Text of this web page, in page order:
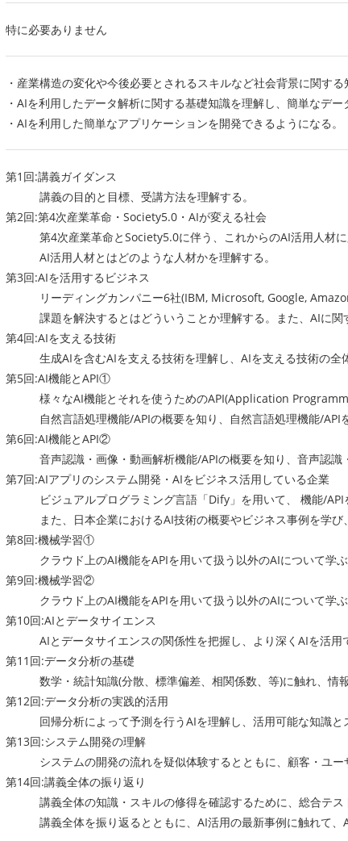
特に必要ありません
・産業構造の変化や今後必要とされるスキルなど社会背景に関す
・AIを利用したデータ解析に関する基礎知識を理解し、簡単なデー
・AIを利用した簡単なアプリケーションを開発できるようになる。
第1回:講義ガイダンス
講義の目的と目標、受講方法を理解する。
第2回:第4次産業革命・Society5.0・AIが変える社会
第4次産業革命とSociety5.0に伴う、これからのAI活用人材に
AI活用人材とはどのような人材かを理解する。
第3回:AIを活用するビジネス
リーディングカンパニー6社(IBM, Microsoft, Google,
課題を解決するとはどういうことか理解する。また、AIに関す
第4回:AIを支える技術
生成AIを含むAIを支える技術を理解し、AIを支える技術の全体
第5回:AI機能とAPI①
様々なAI機能とそれを使うためのAPI(Application
自然言語処理機能/APIの概要を知り、自然言語処理機能/APIを
第6回:AI機能とAPI②
音声認識・画像・動画解析機能/APIの概要を知り、音声認識・
第7回:AIアプリのシステム開発・AIをビジネス活用している企業
ビジュアルプログラミング言語「Dify」を用いて、 機能/APIを
また、日本企業におけるAI技術の概要やビジネス事例を学び、
第8回:機械学習①
クラウド上のAI機能をAPIを用いて扱う以外のAIについて学ぶ
第9回:機械学習②
クラウド上のAI機能をAPIを用いて扱う以外のAIについて学ぶ
第10回:AIとデータサイエンス
AIとデータサイエンスの関係性を把握し、より深くAIを活用で
第11回:データ分析の基礎
数学・統計知識(分散、標準偏差、相関係数、等)に触れ、情報
第12回:データ分析の実践的活用
回帰分析によって予測を行うAIを理解し、活用可能な知識とス
第13回:システム開発の理解
システムの開発の流れを疑似体験するとともに、顧客・ユーザ
第14回:講義全体の振り返り
講義全体の知識・スキルの修得を確認するために、総合テス
講義全体を振り返るとともに、AI活用の最新事例に触れて、AI